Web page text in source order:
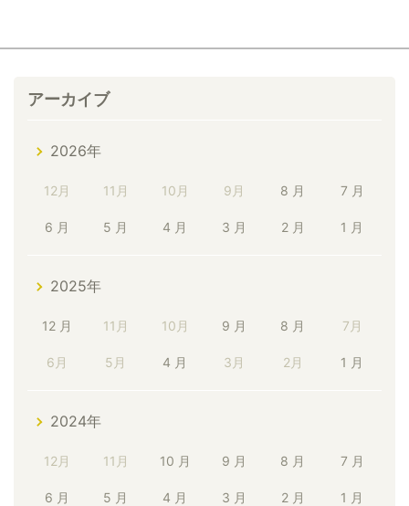
アーカイブ
2026年
12月 11月 10月 9月 8 月 7 月
6 月 5 月 4 月 3 月 2 月 1 月
2025年
12 月 11月 10月 9 月 8 月 7月
6月 5月 4 月 3月 2月 1 月
2024年
12月 11月 10 月 9 月 8 月 7 月
6 月 5 月 4 月 3 月 2 月 1 月